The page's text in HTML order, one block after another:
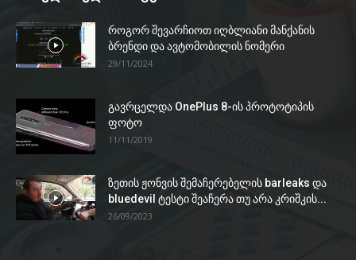
როგორ შევარჩიოთ იღბლიანი მანქანის
ბრენდი და ავტომობილის ნომერი
29/11/2024
გავრცელდა OnePlus 8-ის პროტოტიპის
ფოტო
11/11/2019
ზეთის ჟონვის შემაჩერებელის barleaks და
bluedevil ტესტი შეაჩერა თუ არა კრიშკის...
26/09/2023